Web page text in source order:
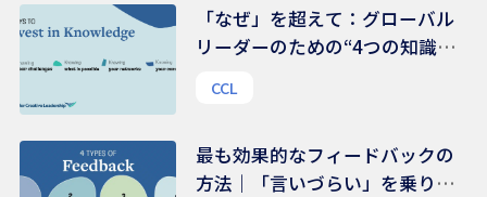
「なぜ」を超えて：グローバル
リーダーのための“4つの知識領
CCL
最も効果的なフィードバックの
方法｜「言いづらい」を乗り越